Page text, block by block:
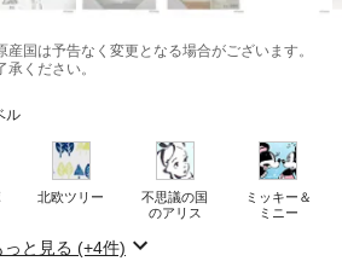
国は予告なく変更となる場合がございます。
ください。
ル
北欧ツリー
不思議の国
のアリス
ミッキー＆
ミニー
っと見る (+4件)